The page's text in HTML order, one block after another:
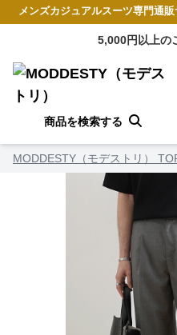
メンズカジュアルスーツ専門通
5,000円以上の
商品を検索する
MODDESTY（モデストリ）